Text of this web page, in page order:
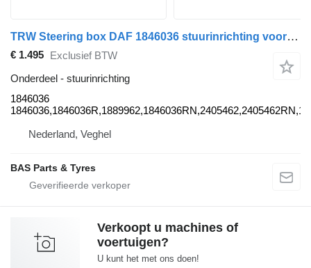
TRW Steering box DAF 1846036 stuurinrichting voor TRW vrachtwagen
€ 1.495 Exclusief BTW
Onderdeel - stuurinrichting
1846036
Nederland, Veghel
BAS Parts & Tyres
Verkoopt u machines of
voertuigen?
U kunt het met ons doen!